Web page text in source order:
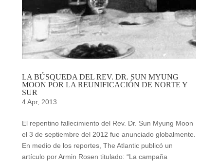
LA BÚSQUEDA DEL REV. DR. SUN MYUNG
MOON POR LA REUNIFICACIÓN DE NORTE Y
SUR
4 Apr, 2013
El repentino fallecimiento del Rev. Dr. Sun Myung Moon
el 3 de septiembre del 2012 fue anunciado globalmente.
En medio de los reportes, The Atlantic publicó un
artículo por Armin Rosen titulado: “La campaña